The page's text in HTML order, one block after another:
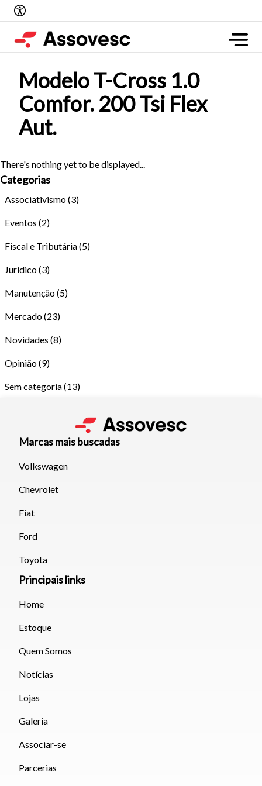
Tamanho do texto
Para aumentar ou diminuir a fonte em nosso site, utilize os
teclado.
Modelo T-Cross 1.0
Comfor. 200 Tsi Flex
Aut.
There's nothing yet to be displayed...
Categorias
Associativismo(3)
Eventos (2)
Fiscal e Tributária(5)
Jurídico(3)
Manutenção(5)
Mercado(23)
Novidades (8)
Opinião(9)
Sem categoria(13)
Marcas mais buscadas
Volkswagen
Chevrolet
Fiat
Ford
Toyota
Principais links
Home
Estoque
Quem Somos
Notícias
Lojas
Galeria
Associar-se
Parcerias